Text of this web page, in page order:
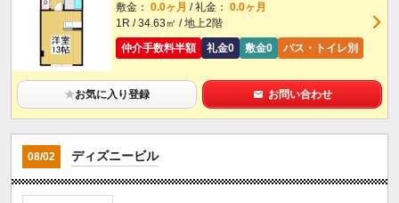
敷金： 0.0ヶ月 / 礼金： 0.0ヶ月
1R / 34.63㎡ / 地上2階
仲介手数料半額
礼金0 敷金0 バス・トイレ別
★お気に入り登録 お問い合わせ
08/02 ディズニービル